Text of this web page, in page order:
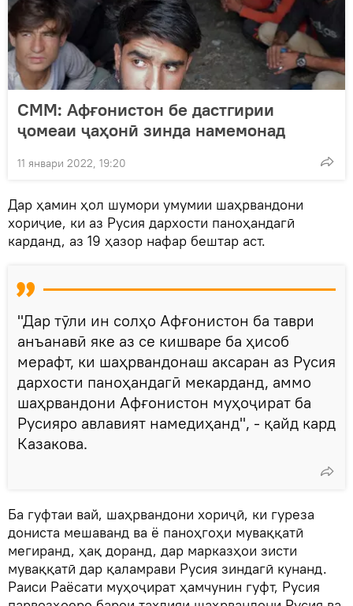
СММ: Афғонистон бе дастгирии
ҷомеаи ҷаҳонӣ зинда намемонад
11 январи 2022, 19:20
Дар ҳамин ҳол шумори умумии шаҳрвандони
хориҷие, ки аз Русия дархости паноҳандагӣ
карданд, аз 19 ҳазор нафар бештар аст.
"Дар тӯли ин солҳо Афғонистон ба таври
анъанавӣ яке аз се кишваре ба ҳисоб
мерафт, ки шаҳрвандонаш аксаран аз Русия
дархости паноҳандагӣ мекарданд, аммо
шаҳрвандони Афғонистон муҳоҷират ба
Русияро авлавият намедиҳанд", - қайд кард
Казакова.
Ба гуфтаи вай, шаҳрвандони хориҷӣ, ки гуреза
дониста мешаванд ва ё паноҳгоҳи муваққатӣ
мегиранд, ҳақ доранд, дар марказҳои зисти
муваққатӣ дар қаламрави Русия зиндагӣ кунанд.
Раиси Раёсати муҳоҷират ҳамчунин гуфт, Русия